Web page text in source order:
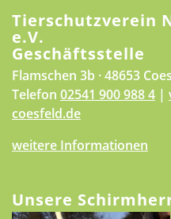
Tierschutzverein
e.V.
Geschäftsstelle
Flamschen 3b · 48653
Telefon 02541 900 988 4 |
coesfeld.de
weitere Informationen
Unsere